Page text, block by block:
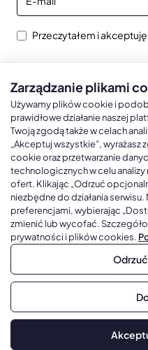
mail
Przeczytałem i akceptuję
Kalendarze książkowe
Kalendarze książkowe A5
Kalendarze książkowe A4
Kalendarze książkowe B5
Kalendarze książkowe A6 i B6
Kalendarze książkowe z własną oprawą
Zarządzanie plikami
Używamy plików cookie i
prawidłowe działanie naszej
Twoją zgodą także w celach
„Akceptuj wszystkie”,
cookie oraz przetwarzanie
technologicznych w celu
ofert. Klikając „Odrzuć
niezbędne do działania
preferencjami, wybierając
zmienić lub wycofać.
prywatności i plików cookies.